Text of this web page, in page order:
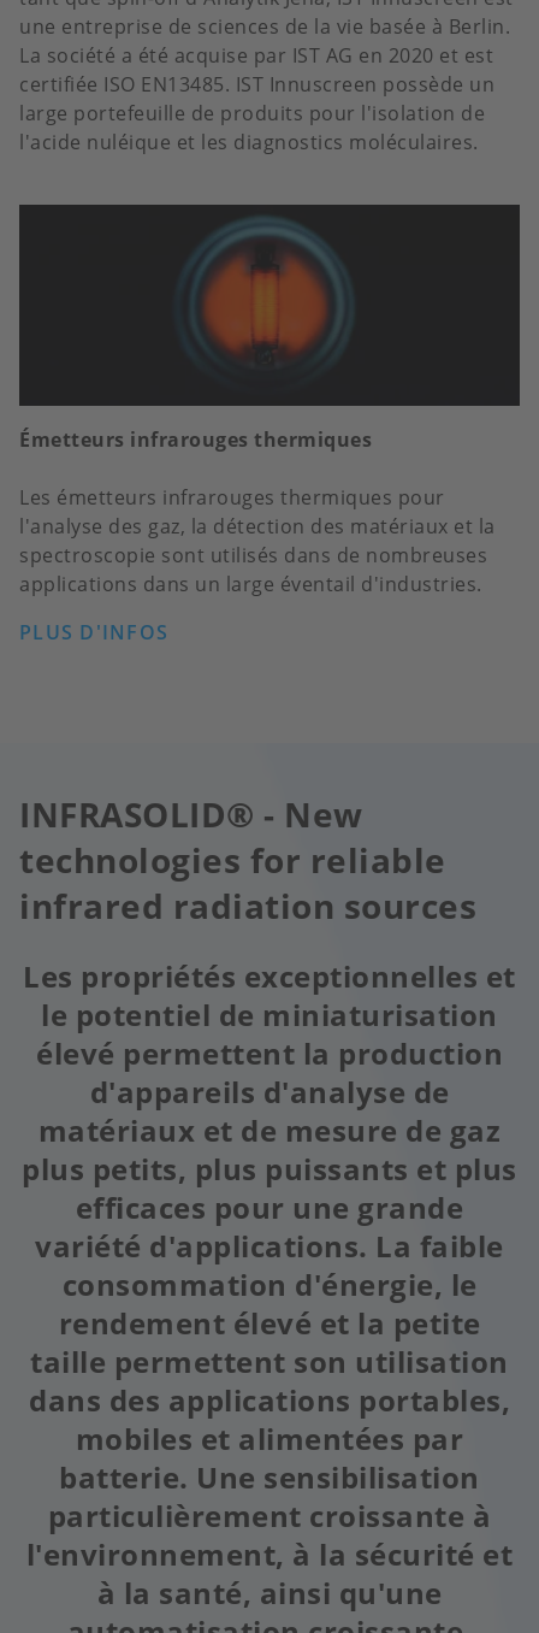
une entreprise de sciences de la vie basée à Berlin.
La société a été acquise par IST AG en 2020 et est
certifiée ISO EN13485. IST Innuscreen possède un
large portefeuille de produits pour l'isolation de
l'acide nuléique et les diagnostics moléculaires.
Émetteurs infrarouges thermiques
Les émetteurs infrarouges thermiques pour
l'analyse des gaz, la détection des matériaux et la
spectroscopie sont utilisés dans de nombreuses
applications dans un large éventail d'industries.
PLUS D'INFOS
INFRASOLID® - New
technologies for reliable
infrared radiation sources
Les propriétés exceptionnelles et
le potentiel de miniaturisation
élevé permettent la production
d'appareils d'analyse de
matériaux et de mesure de gaz
plus petits, plus puissants et plus
efficaces pour une grande
variété d'applications. La faible
consommation d'énergie, le
rendement élevé et la petite
taille permettent son utilisation
dans des applications portables,
mobiles et alimentées par
batterie. Une sensibilisation
particulièrement croissante à
l'environnement, à la sécurité et
à la santé, ainsi qu'une